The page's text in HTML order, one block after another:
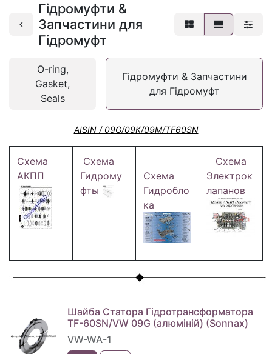
Гідромуфти &
Запчастини для
Гідромуфт
O-ring,
Gasket,
Seals
Гідромуфти & Запчастини
для Гідромуфт
AISIN / 09G/09K/09M/TF60SN
Схема
АКПП
Схема
Гидрому
фты
Схема
Гидробло
ка
Схема
Электрок
лапанов
Шайба Статора Гідротрансформатора
TF-60SN/VW 09G (алюміній) (Sonnax)
VW-WA-1